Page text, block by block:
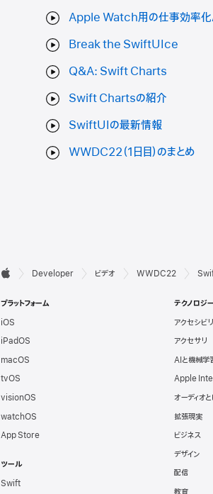
Apple Watch用の仕事効率
Break the SwiftUIce
Q&A: Swift Charts
Swift Chartsの紹介
SwiftUIの最新情報
WWDC22（1日目）のまとめ
デ
ベ
ロ
ッ
パ
向
け

Developer ビデオ WWDC22
プラットフォーム
iOS
iPadOS
macOS
tvOS
visionOS
watchOS
App Store
ツール
Swift
テクノロジー
アクセシビ
アクセサリ
AIと機械学
Apple
オーディオ
拡張現実
ビジネス
デザイン
配信
教育